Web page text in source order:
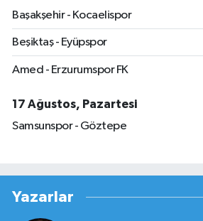
Başakşehir - Kocaelispor
Beşiktaş - Eyüpspor
Amed - Erzurumspor FK
17 Ağustos, Pazartesi
Samsunspor - Göztepe
Yazarlar